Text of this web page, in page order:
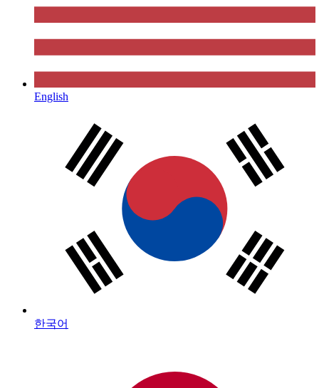
English
한국어